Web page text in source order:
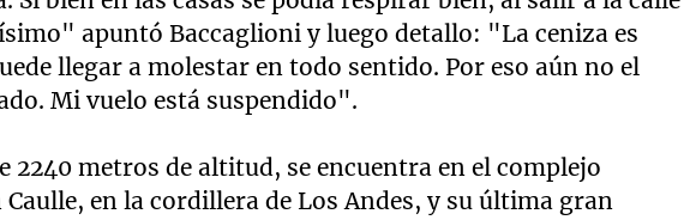
apuntó Baccaglioni y luego detallo: "La ceniza es
llegar a molestar en todo sentido. Por eso aún no el
Mi vuelo está suspendido".
2240 metros de altitud, se encuentra en el complejo
en la cordillera de Los Andes, y su última gran